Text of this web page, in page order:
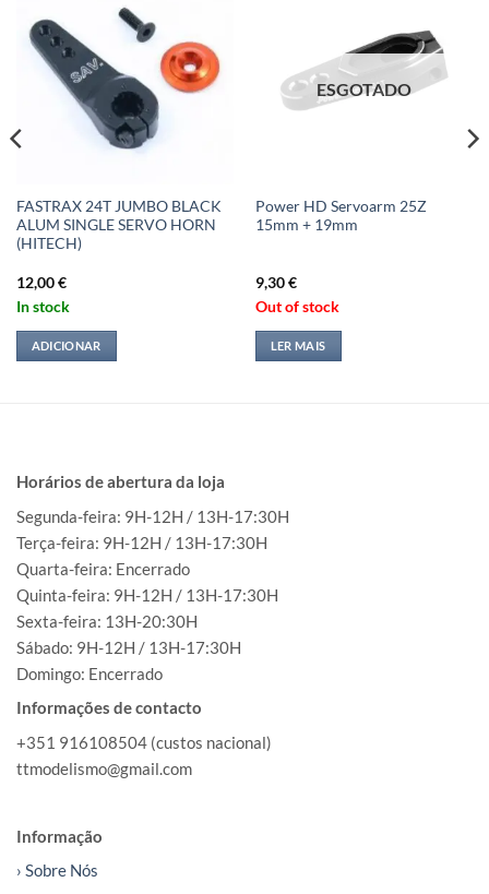
FASTRAX 24T JUMBO BLACK
ALUM SINGLE SERVO HORN
(HITECH)
12,00€
In stock
ADICIONAR
ESGOTADO
Power HD Servoarm 25Z
15mm + 19mm
9,30€
Out of stock
LER MAIS
Horários de abertura da loja
Segunda-feira: 9H-12H / 13H-17:30H
Terça-feira: 9H-12H / 13H-17:30H
Quarta-feira: Encerrado
Quinta-feira: 9H-12H / 13H-17:30H
Sexta-feira: 13H-20:30H
Sábado: 9H-12H / 13H-17:30H
Domingo: Encerrado
Informações de contacto
+351 916108504 (custos nacional)
ttmodelismo@gmail.com
Informação
› Sobre Nós